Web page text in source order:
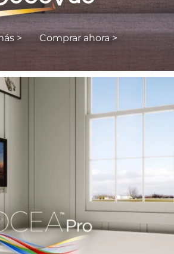
> Comprar ahora >